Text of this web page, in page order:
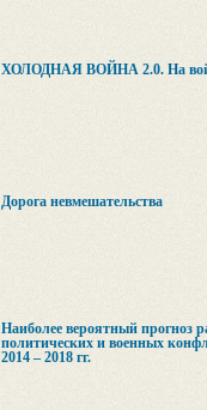
ХОЛОДНАЯ ВОЙНА 2.0. На
Дорога невмешательства
Наиболее вероятный прогноз
политических и военных
2014 – 2018 гг.